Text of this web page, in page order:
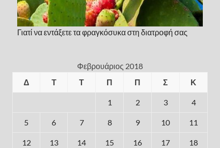
Γιατί να εντάξετε τα φραγκόσυκα στη διατροφή σας
Φεβρουάριος 2018
Δ
Τ Τ Π Π Σ Κ
1 2 3 4
5 6 7 8 9 10 11
12 13 14 15 16 17 18